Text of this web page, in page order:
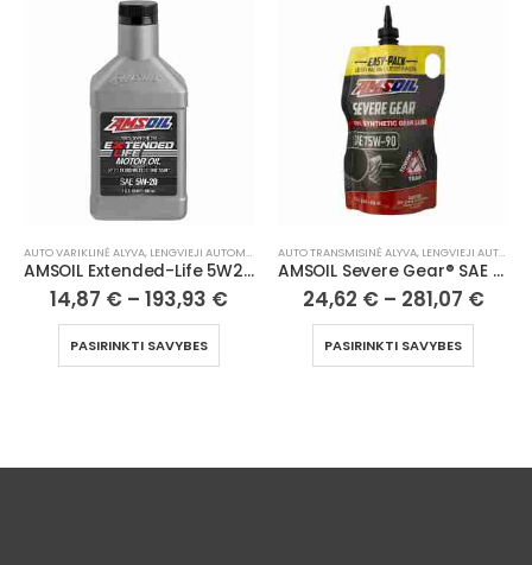
,H/D TRANSMISINĖ ALYVA,LENGVIEJI AUTOMOBILIAI
AUTO VARIKLINĖ ALYVA, LENGVIEJI AUTOMOBILIAI
AMSOIL Extended-Life 5W20 100% Synthetic Motor Oil
14,87 € – 193,93 €
PASIRINKTI SAVYBES
AUTO TRANSMISINĖ ALYVA, LENGVIEJI AUTOMOBILIAI
AMSOIL Severe Gear® SAE 75W90 Synthetic Gear Lube
24,62 € – 281,07 €
PASIRINKTI SAVYBES